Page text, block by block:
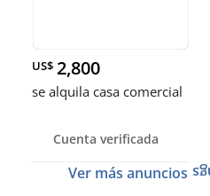
US$ 2,800
se alquila casa comercial
Cuenta verificada
Ver más anuncios